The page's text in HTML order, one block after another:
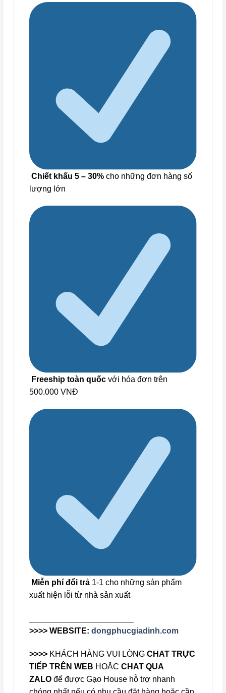
Chiết khấu 5 – 30% cho những đơn hàng số
lượng lớn
Freeship toàn quốc với hóa đơn trên
500.000 VNĐ
Miễn phí đổi trả 1-1 cho những sản phẩm
xuất hiện lỗi từ nhà sản xuất
>>>> WEBSITE: dongphucgiadinh.com
>>>> KHÁCH HÀNG VUI LÒNG CHAT TRỰC
TIẾP TRÊN WEB HOẶC CHAT QUA
ZALO để được Gạo House hỗ trợ nhanh